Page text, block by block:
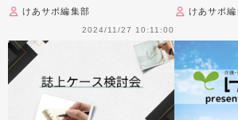
けあサポ編集部
2024/11/27 10:11:00
けあサポ編